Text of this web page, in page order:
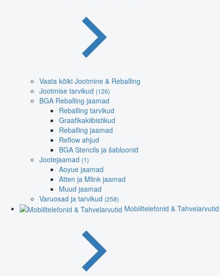
Vaata kõiki Jootmine & Reballing
Jootmise tarvikud (126)
BGA Reballing jaamad
Reballing tarvikud
Graafikakiibistikud
Reballing jaamad
Reflow ahjud
BGA Stencils ja šabloonid
Jootejaamad (1)
Aoyue jaamad
Atten ja Mlink jaamad
Muud jaamad
Varuosad ja tarvikud (258)
Mobiiltelefonid & Tahvelarvutid